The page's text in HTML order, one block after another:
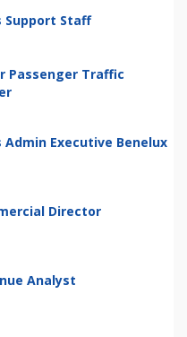
Support Staff
Passenger Traffic
Admin Executive Benelux
Director
Analyst